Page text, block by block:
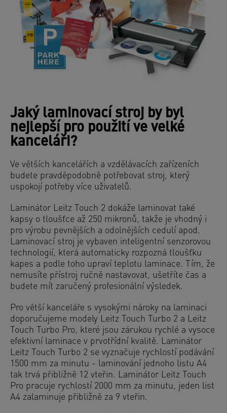
Jaký laminovací stroj by byl
nejlepší pro použití ve velké
kanceláři?
Ve větších kancelářích a vzdělávacích zařízeních
budete pravděpodobně potřebovat stroj, který
uspokojí potřeby více uživatelů.
Laminátor Leitz Touch 2 dokáže laminovat také
kapsy o tloušťce až 250 mikronů, takže je vhodný i
pro výrobu pevnějších a odolnějších cedulí apod.
Laminovací stroj je vybaven inteligentní senzorovou
technologií, která automaticky rozpozná tloušťku
kapes a podle toho upraví teplotu laminace. Tím, že
nemusíte přístroj ručně nastavovat, ušetříte čas a
budete mít zaručený profesionální výsledek.
Pro větší kanceláře s vysokými nároky na laminaci
doporučujeme modely Leitz Touch Turbo 2 a Leitz
Touch Turbo Pro, které jsou zárukou rychlé a vysoce
efektivní laminace v prvotřídní kvalitě. Laminátor
Leitz Touch Turbo 2 se vyznačuje rychlostí podávání
1500 mm za minutu - laminování jednoho listu A4
tak trvá přibližně 12 vteřin. Laminátor Leitz Touch
Pro pracuje rychlostí 2000 mm za minutu, jeden list
A4 zalaminuje přibližně za 9 vteřin.